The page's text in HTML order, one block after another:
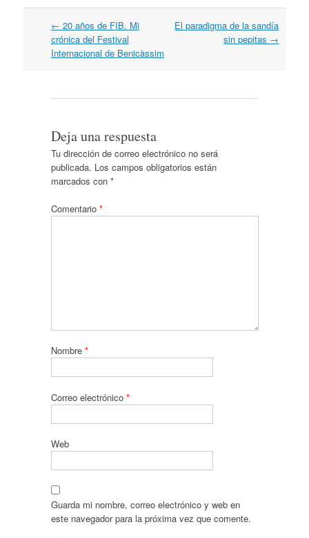
Navegación
por
artículos
← 20 años de FIB. Mi
crónica del Festival
Internacional de Benicàssim
El paradigma de la sandía
sin pepitas →
Deja una respuesta
Tu dirección de correo electrónico no será
publicada. Los campos obligatorios están
marcados con *
Comentario *
Nombre *
Correo electrónico *
Web
Guarda mi nombre, correo electrónico y web en
este navegador para la próxima vez que comente.